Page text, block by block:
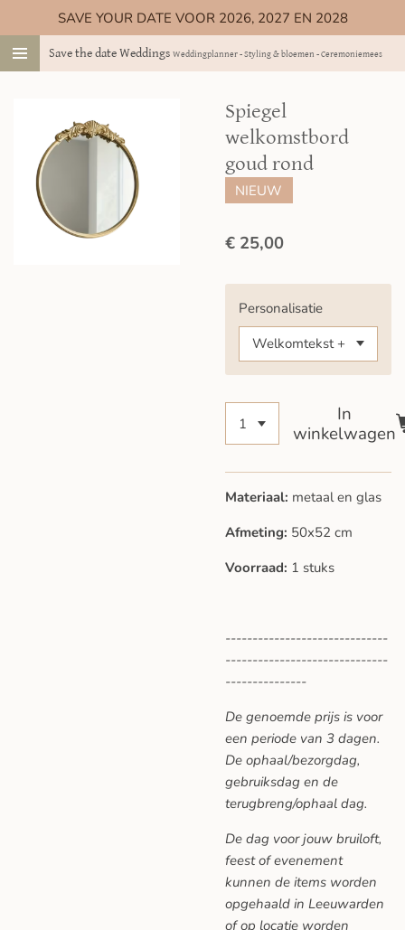
direct
naar
Save the date Weddings Weddingplanner - Styling & bloemen - Ceremoniemeester
SAVE YOUR DATE VOOR 2026, 2027 EN 2028
Spiegel
welkomstbord
goud rond
NIEUW
€ 25,00
Personalisatie
In
winkelwagen
Materiaal: metaal en glas
Afmeting: 50x52 cm
Voorraad: 1 stuks
------------------------------
------------------------------
---------------
De genoemde prijs is voor
een periode van 3 dagen.
De ophaal/bezorgdag,
gebruiksdag en de
terugbreng/ophaal dag.
De dag voor jouw bruiloft,
feest of evenement
kunnen de items worden
opgehaald in Leeuwarden
of op locatie worden